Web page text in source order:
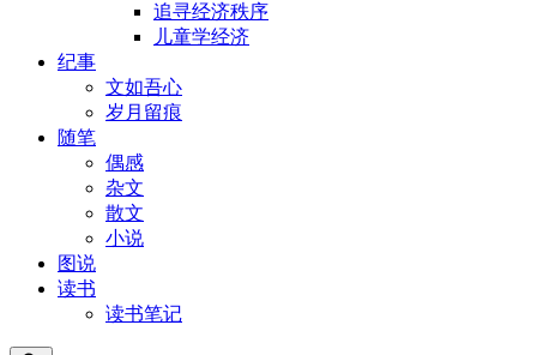
追寻经济秩序
儿童学经济
纪事
文如吾心
岁月留痕
随笔
偶感
杂文
散文
小说
图说
读书
读书笔记